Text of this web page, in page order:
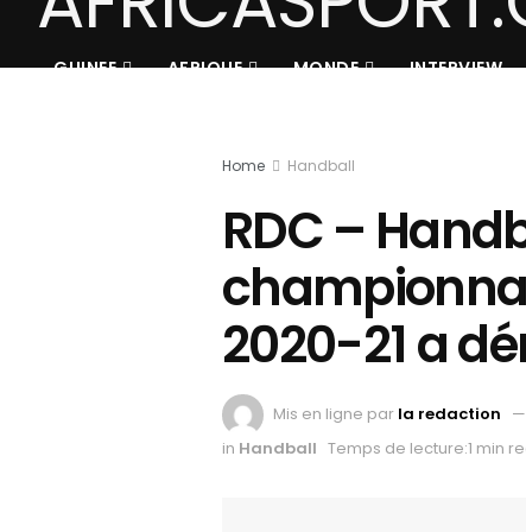
GUINEE AFRIQUE MONDE INTERVIEW
Home Handball
RDC –
2020-21 a
Mis en ligne par la redaction
in Handball Temps de lecture:1 min